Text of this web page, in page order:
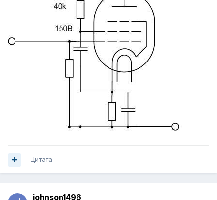
Цитата
johnson1496